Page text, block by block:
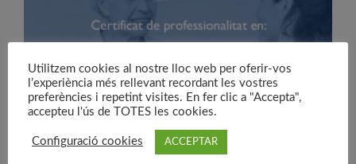
Utilitzem cookies al nostre lloc web per oferir-vos
l’experiència més rellevant recordant les vostres
preferències i repetint visites. En fer clic a "Accepta",
accepteu l'ús de TOTES les cookies.
Configuració cookies ACCEPTAR